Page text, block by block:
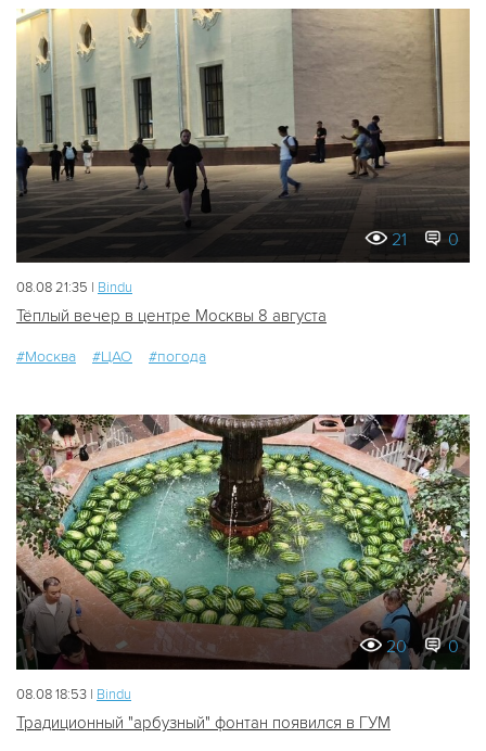
21 0
08.08 21:35 | Bindu
Тёплый вечер в центре Москвы 8 августа
#Москва #ЦАО #погода
20 0
08.08 18:53 | Bindu
Традиционный "арбузный" фонтан появился в ГУМ